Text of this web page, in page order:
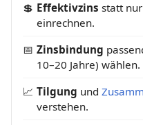
💲 Effektivzins statt
einrechnen.
📅 Zinsbindung
10–20 Jahre) wählen.
📈 Tilgung und
verstehen.